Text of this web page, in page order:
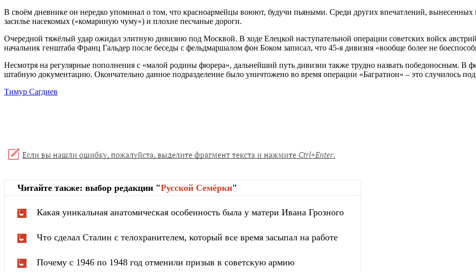
В своём дневнике он нередко упоминал о том, что красноармейцы воюют, будучи пьяными. Среди других впечатлений,
засилье насекомых («комариную чуму») и плохие песчаные дороги.
Очередной тяжёлый удар ожидал элитную дивизию под Москвой. В ходе Елецкой наступательной операции советских войск
начальник генштаба Франц Гальдер после беседы с фельдмаршалом фон Боком записал, что 45-я дивизия «вообще более не
Несмотря на регулярные пополнения с «малой родины фюрера», дальнейший путь дивизии также трудно назвать победоносным. В
штабную документацию. Окончательно данное подразделение было уничтожено во время операции «Багратион» – это случилось
Тимур Сагдиев
Читайте также: выбор редакции "Русской Cемёрки"
Какая уникальная анатомическая особенность была у матери Ивана Грозного
Что сделал Сталин с телохранителем, который все время засыпал на работе
Почему с 1946 по 1948 год отменили призыв в советскую армию